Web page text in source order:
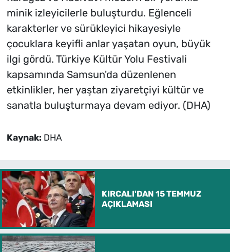
minik izleyicilerle buluşturdu. Eğlenceli
karakterler ve sürükleyici hikayesiyle
çocuklara keyifli anlar yaşatan oyun, büyük
ilgi gördü. Türkiye Kültür Yolu Festivali
kapsamında Samsun'da düzenlenen
etkinlikler, her yaştan ziyaretçiyi kültür ve
sanatla buluşturmaya devam ediyor. (DHA)
Kaynak: DHA
KIRCALI'DAN 15 TEMMUZ
AÇIKLAMASI